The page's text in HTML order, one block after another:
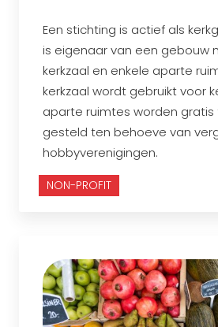
Een stichting is actief als
is eigenaar van een gebouw
kerkzaal en enkele aparte
kerkzaal wordt gebruikt voor
aparte ruimtes worden gratis
gesteld ten behoeve van
hobbyverenigingen.
NON-PROFIT